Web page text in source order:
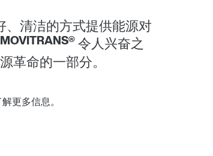
清洁的方式提供能源对
MOVITRANS®令人兴奋之
革命的一部分。
解更多信息。